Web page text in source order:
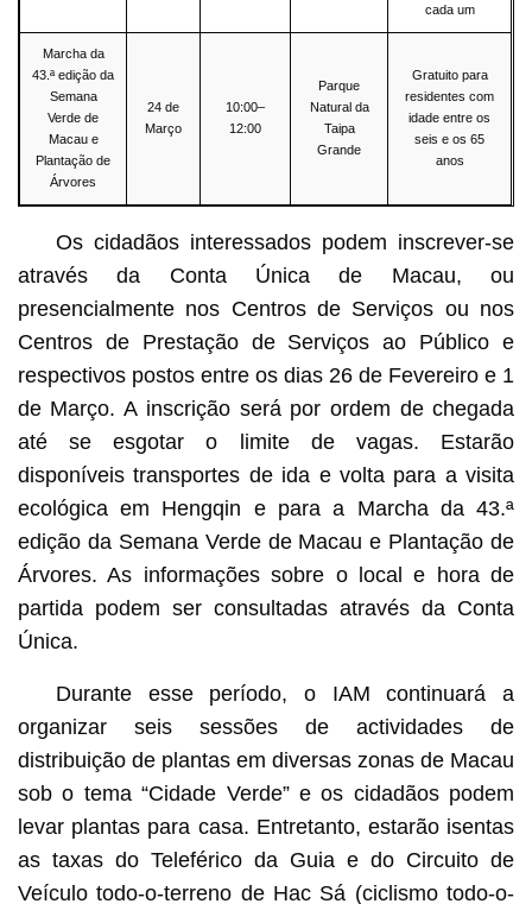
cada um
Marcha da
43.ª edição da
Semana
Verde de
Macau e
Plantação de
Árvores
24 de
Março
10:00–
12:00
Parque
Natural da
Taipa
Grande
Gratuito para
residentes com
idade entre os
seis e os 65
anos
Os cidadãos interessados podem inscrever-se
através da Conta Única de Macau, ou
presencialmente nos Centros de Serviços ou nos
Centros de Prestação de Serviços ao Público e
respectivos postos entre os dias 26 de Fevereiro e 1
de Março. A inscrição será por ordem de chegada
até se esgotar o limite de vagas. Estarão
disponíveis transportes de ida e volta para a visita
ecológica em Hengqin e para a Marcha da 43.ª
edição da Semana Verde de Macau e Plantação de
Árvores. As informações sobre o local e hora de
partida podem ser consultadas através da Conta
Única.
Durante esse período, o IAM continuará a
organizar seis sessões de actividades de
distribuição de plantas em diversas zonas de Macau
sob o tema “Cidade Verde” e os cidadãos podem
levar plantas para casa. Entretanto, estarão isentas
as taxas do Teleférico da Guia e do Circuito de
Veículo todo-o-terreno de Hac Sá (ciclismo todo-o-